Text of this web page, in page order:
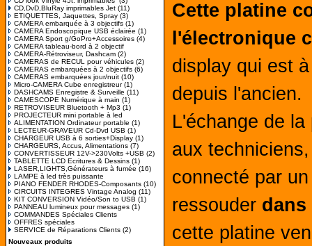
CD,DvD,BluRay imprimables Jet (11)
ETIQUETTES, Jaquettes, Spray (3)
CAMERA embarquée à 3 objectifs (1)
CAMERA Endoscopique USB éclairée (1)
CAMERA Sport g/GoPro+Accessoires (4)
CAMERA tableau-bord à 2 objectif
CAMERA-Rétroviseur, Dashcam (2)
CAMERAS de RECUL pour véhicules (2)
CAMERAS embarquées à 2 objectifs (6)
CAMERAS embarquées jour/nuit (10)
Micro-CAMERA Cube enregistreur(1)
DASHCAMS Enregistre & Surveille (11)
CAMESCOPE Numérique à main (1)
RETROVISEUR Bluetooth + Mp3 (1)
PROJECTEUR mini portable à led
ALIMENTATION Ordinateur portable (1)
LECTEUR-GRAVEUR Cd-Dvd USB (1)
CHARGEUR USB à 6 sorties+Display (1)
CHARGEURS, Accus, Alimentations (7)
CONVERTISSEUR 12V->230Volts +USB (2)
TABLETTE LCD Ecritures & Dessins (1)
LASER,LIGHTS,Générateurs à fumée (16)
LAMPE à led très puissante
PIANO FENDER RHODES-Composants (10)
CIRCUITS INTEGRES Vintage Analog (11)
KIT CONVERSION Vidéo/Son to USB (1)
PANNEAU lumineux pour messages (1)
COMMANDES Spéciales Clients
OFFRES spéciales
SERVICE de Réparations Clients (2)
Nouveaux produits
Cette platine
l'électronique
display qui est
depuis l'ancien.
L'échange de
aux
connecté par
ressouder
cette platine